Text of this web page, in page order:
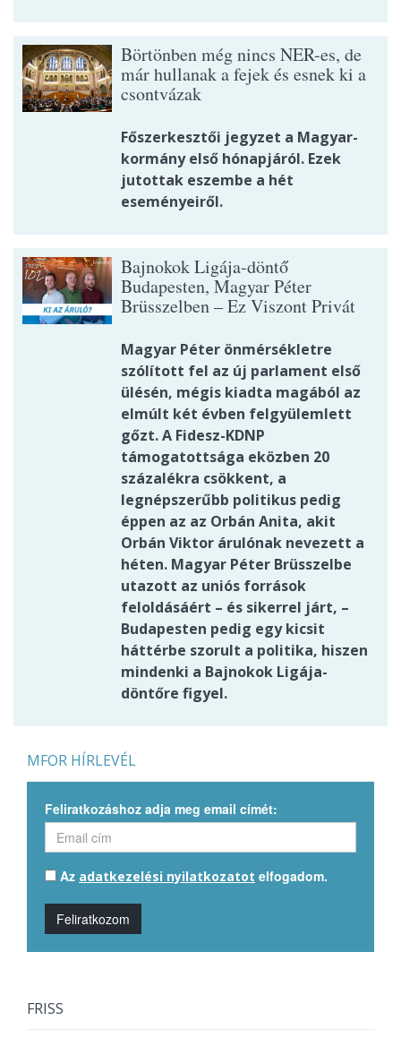
Börtönben még nincs NER-es, de
már hullanak a fejek és esnek ki a
csontvázak
Főszerkesztői jegyzet a Magyar-
kormány első hónapjáról. Ezek
jutottak eszembe a hét
eseményeiről.
Bajnokok Ligája-döntő
Budapesten, Magyar Péter
Brüsszelben – Ez Viszont Privát
Magyar Péter önmérsékletre
szólított fel az új parlament első
ülésén, mégis kiadta magából az
elmúlt két évben felgyülemlett
gőzt. A Fidesz-KDNP
támogatottsága eközben 20
százalékra csökkent, a
legnépszerűbb politikus pedig
éppen az az Orbán Anita, akit
Orbán Viktor árulónak nevezett a
héten. Magyar Péter Brüsszelbe
utazott az uniós források
feloldásáért – és sikerrel járt, –
Budapesten pedig egy kicsit
háttérbe szorult a politika, hiszen
mindenki a Bajnokok Ligája-
döntőre figyel.
MFOR HÍRLEVÉL
Feliratkozáshoz adja meg email címét:
Az adatkezelési nyilatkozatot elfogadom.
Feliratkozom
FRISS